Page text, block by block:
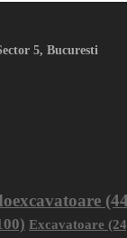
5, Bucuresti
Excavatoare